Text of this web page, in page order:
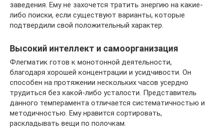
заведения. Ему не захочется тратить энергию на какие-
либо поиски, если существуют варианты, которые
подтвердили свой положительный характер.
Высокий интеллект и самоорганизация
Флегматик готов к монотонной деятельности,
благодаря хорошей концентрации и усидчивости. Он
способен на протяжении нескольких часов усердно
трудиться без какой-либо усталости. Представитель
данного темперамента отличается систематичностью и
методичностью. Ему нравится сортировать,
раскладывать вещи по полочкам.